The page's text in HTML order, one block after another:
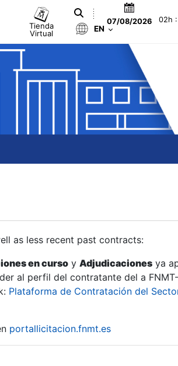
Tienda
Virtual
07/08/2026 02h
EN
as less recent past contracts:
en curso y Adjudicaciones ya
al perfil del contratante del a
Plataforma de Contratación del
portallicitacion.fnmt.es